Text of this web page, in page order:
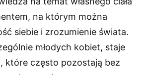
na którym można
siebie i zrozumienie świata.
młodych kobiet, staje
które często pozostają bez